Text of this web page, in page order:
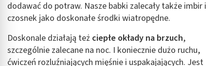
dodawać do potraw. Nasze babki zalecały także imbir i
czosnek jako doskonałe środki wiatropędne.
Doskonale działają też ciepłe okłady na brzuch,
szczególnie zalecane na noc. I koniecznie dużo ruchu,
ćwiczeń rozluźniających mięśnie i uspakajających. Jest
Tworzenie profili w celu spersonalizowanych
reklam
Wykorzystanie profili do wyboru
spersonalizowanych reklam